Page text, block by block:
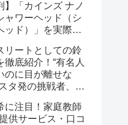
】「カインズ ナノ
ャワーヘッド（シ
ッド）」を実際に
リートとしての鈴
徹底紹介！“有名人
のに目が離せな
タ発の挑戦者、そ
追います
に注目！家庭教師
供サービス・口コ